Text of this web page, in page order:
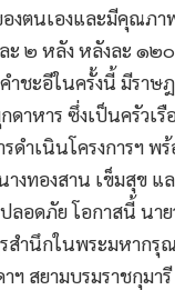
งตนเองและมีคุณภ
ะ ๒ หลัง หลังละ ๑
ำชะอีในครั้งนี้ มีรา
ดาหาร ซึ่งเป็นครัว
ำเนินโครงการฯ พ
างทองสาน เข็มสุข
ลอดภัย โอกาสนี้ น
ำนึกในพระมหากรุ
ฯ สยามบรมราชกุ